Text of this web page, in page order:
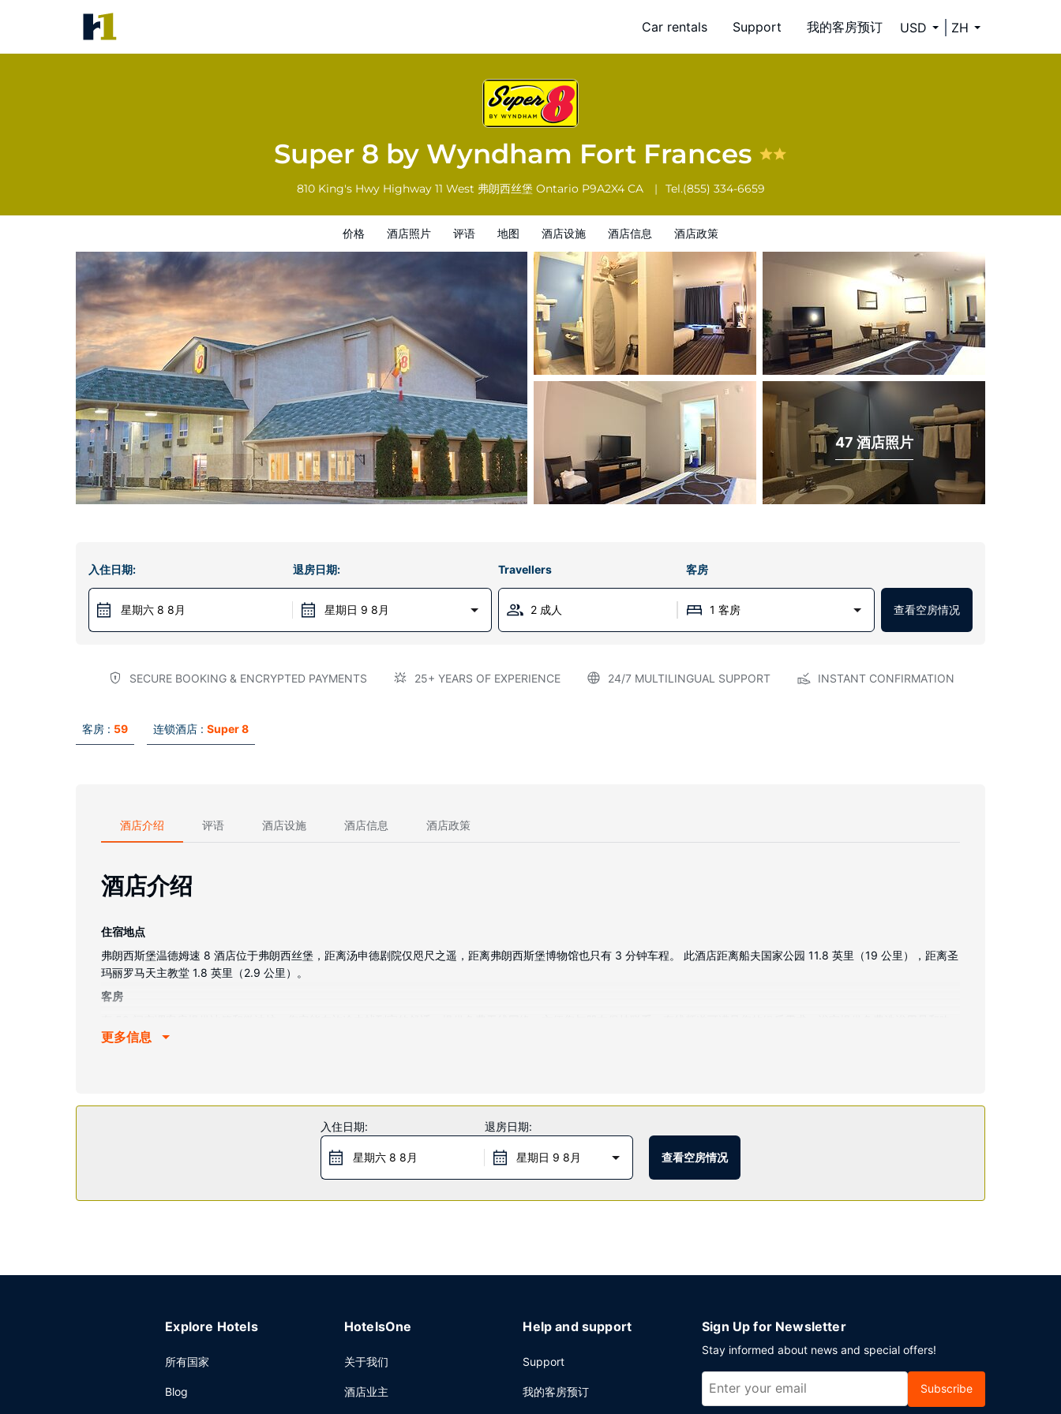
Car rentals Support 我的客房预订 USD ZH
Super 8 by Wyndham Fort Frances
810 King's Hwy Highway 11 West 弗朗西丝堡 Ontario P9A2X4 CA Tel.(855) 334-6659
价格 酒店照片 评语 地图 酒店设施 酒店信息 酒店政策
47 酒店照片
入住日期:
星期六 8 8月
退房日期:
星期日 9 8月
Travellers 客房
2 成人 1 客房 查看空房情况
SECURE BOOKING & ENCRYPTED PAYMENTS 25+ YEARS OF EXPERIENCE 24/7 MULTILINGUAL SUPPORT INSTANT CONFIRMATION
客房 : 59 连锁酒店 : Super 8
酒店介绍 评语 酒店设施 酒店信息 酒店政策
酒店介绍
住宿地点
弗朗西斯堡温德姆速 8 酒店位于弗朗西丝堡，距离汤申德剧院仅咫尺之遥，距离弗朗西斯堡博物馆也只有 3 分钟车程。 此酒店距离船夫国家公园 11.8 英里（19 公里），距离圣
玛丽罗马天主教堂 1.8 英里（2.9 公里）。
客房
风机。便利设施包括书桌和茶具/咖啡用具，以及带有免费市内通话的电话。
餐厅
特色服务/设施包括快速退房、大堂免费报纸和24 小时前台服务。计划在弗朗西丝堡举办活动？这家酒店拥有 58 平方米（624 平方英尺）的空间，包括会议场地和会议室。酒
更多信息
入住日期:
星期六 8 8月
退房日期:
星期日 9 8月 查看空房情况
Explore Hotels
所有国家
Blog
HotelsOne
关于我们
酒店业主
Help and support
Support
我的客房预订
Sign Up for Newsletter
Stay informed about news and special offers!
Subscribe